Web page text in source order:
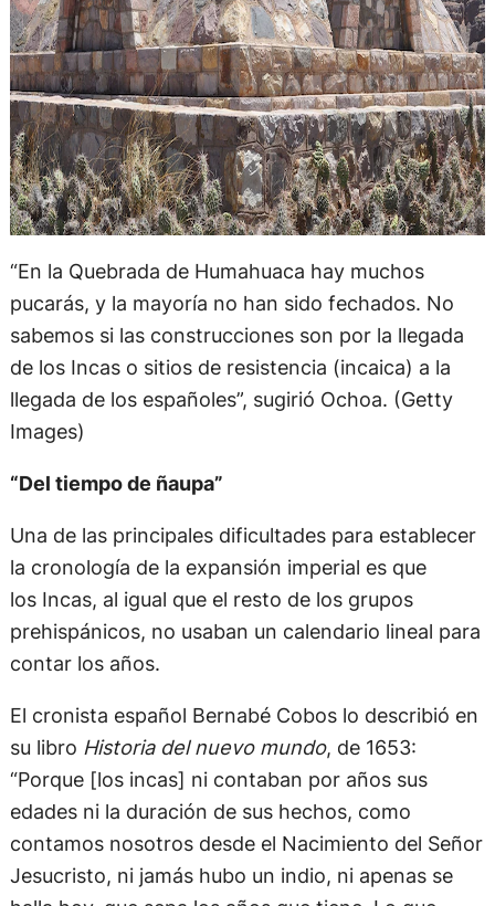
“En la Quebrada de Humahuaca hay muchos
pucarás, y la mayoría no han sido fechados. No
sabemos si las construcciones son por la llegada
de los Incas o sitios de resistencia (incaica) a la
llegada de los españoles”, sugirió Ochoa. (Getty
Images)
“Del tiempo de ñaupa”
Una de las principales dificultades para establecer
la cronología de la expansión imperial es que
los Incas, al igual que el resto de los grupos
prehispánicos, no usaban un calendario lineal para
contar los años.
El cronista español Bernabé Cobos lo describió en
su libro Historia del nuevo mundo, de 1653:
“Porque [los incas] ni contaban por años sus
edades ni la duración de sus hechos, como
contamos nosotros desde el Nacimiento del Señor
Jesucristo, ni jamás hubo un indio, ni apenas se